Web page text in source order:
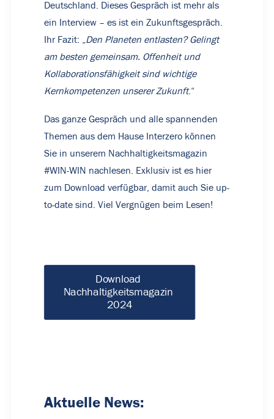
Deutschland. Dieses Gespräch ist mehr als
ein Interview – es ist ein Zukunftsgespräch.
Ihr Fazit: „Den Planeten entlasten? Gelingt
am besten gemeinsam. Offenheit und
Kollaborationsfähigkeit sind wichtige
Kernkompetenzen unserer Zukunft.“
Das ganze Gespräch und alle spannenden
Themen aus dem Hause Interzero können
Sie in unserem Nachhaltigkeitsmagazin
#WIN-WIN nachlesen. Exklusiv ist es hier
zum Download verfügbar, damit auch Sie up-
to-date sind. Viel Vergnügen beim Lesen!
Download
Nachhaltigkeitsmagazin
2024
Aktuelle News: